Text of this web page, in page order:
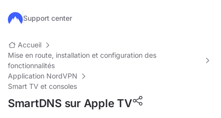
Passer au contenu principal
Support center
Accueil
Mise en route, installation et configuration des
fonctionnalités
Application NordVPN
Smart TV et consoles
SmartDNS sur Apple TV